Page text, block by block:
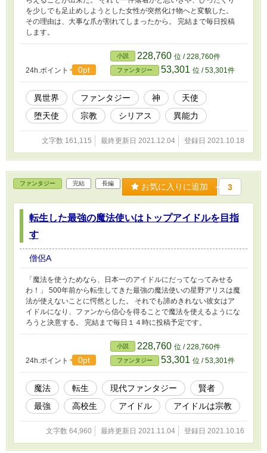
を少しでも足止めしようとした女性が突然化け物へと変貌した。
その理由は、大事な爪が割れてしまったから。 完結まで毎日投稿
します。
24h.ポイント 0pt
小説 228,760 位 / 228,760件
ファンタジー 53,301 位 / 53,301件
異世界 ファンタジー 神
天使
堕天使
宗教 シリアス 異能力
文字数 161,115 最終更新日 2021.12.04 登録日 2021.10.18
ファンタジー 完結 長編 お気に入りに追加 3
転生した最強の魔法使いはトップアイドルを目指
す
僧侶A
「魔法を使うためなら、日本一のアイドルにだってなってみせる
わ！」 500年前から転生してきた最強の魔法使いの星野アリスは魔
法が使えないことに愕然とした。 それでも諦めきれない彼女はア
イドルになり、ファンから信心を得ることで魔法を使えるようにな
ろうと決意する。 完結まで毎日１４時に投稿予定です。
24h.ポイント 0pt
小説 228,760 位 / 228,760件
ファンタジー 53,301 位 / 53,301件
魔法 転生 現代ファンタジー
賢者
最強
高校生 アイドル アイドルは宗教
文字数 64,960 最終更新日 2021.11.04 登録日 2021.10.16